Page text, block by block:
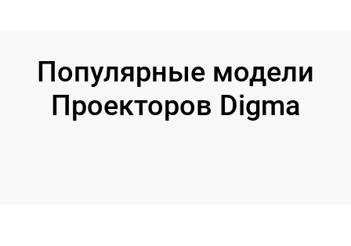
Популярные модели
Проекторов Digma